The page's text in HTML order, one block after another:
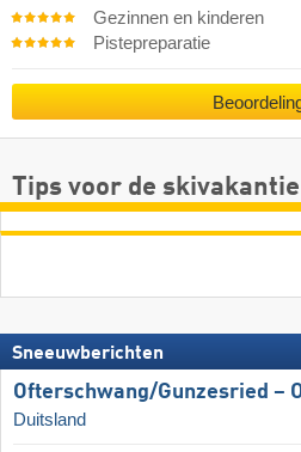
Gezinnen en kinderen
Pistepreparatie
Tips voor de skivakantie
Sneeuwberichten
Ofterschwang/​Gunzesried –
Duitsland